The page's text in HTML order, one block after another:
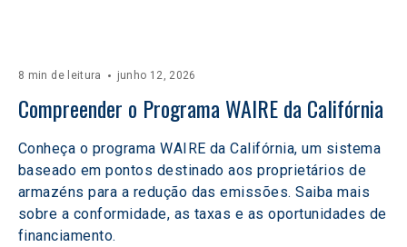
8 min de leitura junho 12, 2026
Compreender o Programa WAIRE da Califórnia
Conheça o programa WAIRE da Califórnia, um sistema
baseado em pontos destinado aos proprietários de
armazéns para a redução das emissões. Saiba mais
sobre a conformidade, as taxas e as oportunidades de
financiamento.